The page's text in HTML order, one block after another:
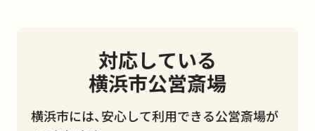
対応している
横浜市公営斎場
横浜市には、安心して利用できる公営斎場が